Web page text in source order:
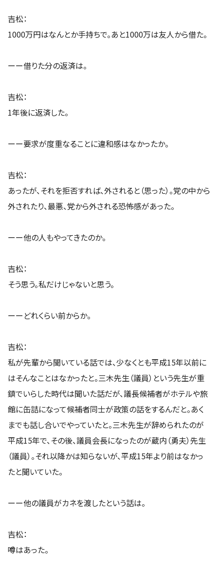
吉松：
1000万円はなんとか手持ちで。あと1000万は友人から借た。
ーー借りた分の返済は。
吉松：
1年後に返済した。
ーー要求が度重なることに違和感はなかったか。
吉松：
あったが、それを拒否すれば、外されると（思った）。党の中から
外されたり、最悪、党から外される恐怖感があった。
ーー他の人もやってきたのか。
吉松：
そう思う。私だけじゃないと思う。
ーーどれくらい前からか。
吉松：
私が先輩から聞いている話では、少なくとも平成15年以前に
はそんなことはなかったと。三木先生（議員）という先生が重
鎮でいらした時代は聞いた話だが、議長候補者がホテルや旅
館に缶詰になって候補者同士が政策の話をするんだと。あく
までも話し合いでやっていたと。三木先生が辞められたのが
平成15年で、その後、議員会長になったのが蔵内（勇夫）先生
（議員）。それ以降かは知らないが、平成15年より前はなかっ
たと聞いていた。
ーー他の議員がカネを渡したという話は。
吉松：
噂はあった。